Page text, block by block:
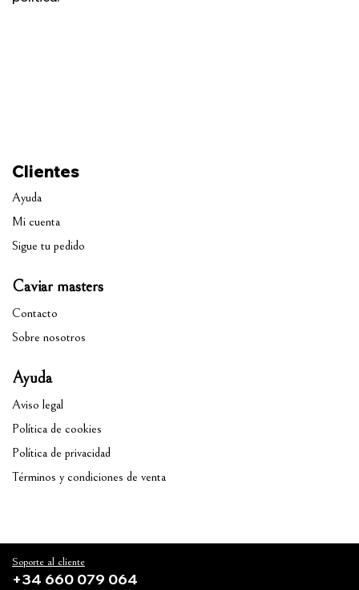
Soporte al cliente
+34 660 079 064
Clientes
Ayuda
Mi cuenta
Sigue tu pedido
Caviar masters
Contacto
Sobre nosotros
Ayuda
Aviso legal
Política de cookies
Política de privacidad
Términos y condiciones de venta